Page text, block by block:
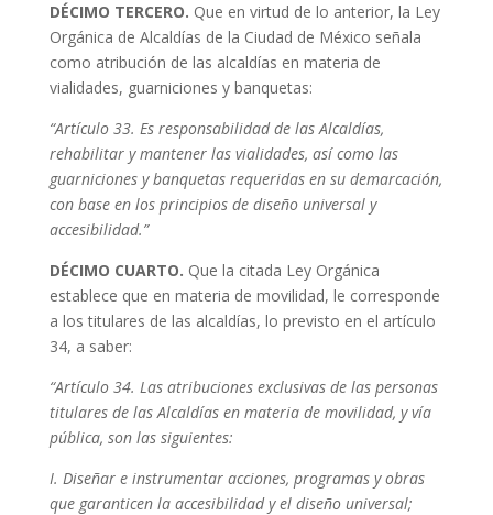
DÉCIMO TERCERO. Que en virtud de lo anterior, la Ley
Orgánica de Alcaldías de la Ciudad de México señala
como atribución de las alcaldías en materia de
vialidades, guarniciones y banquetas:
“Artículo 33. Es responsabilidad de las Alcaldías,
rehabilitar y mantener las vialidades, así como las
guarniciones y banquetas requeridas en su demarcación,
con base en los principios de diseño universal y
accesibilidad.”
DÉCIMO CUARTO. Que la citada Ley Orgánica
establece que en materia de movilidad, le corresponde
a los titulares de las alcaldías, lo previsto en el artículo
34, a saber:
“Artículo 34. Las atribuciones exclusivas de las personas
titulares de las Alcaldías en materia de movilidad, y vía
pública, son las siguientes:
I. Diseñar e instrumentar acciones, programas y obras
que garanticen la accesibilidad y el diseño universal;